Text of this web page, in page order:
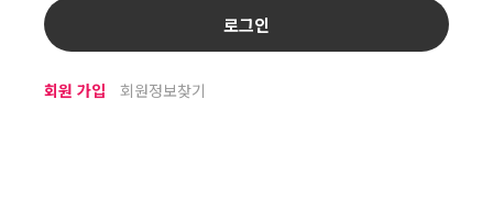
회원 가입 회원정보찾기